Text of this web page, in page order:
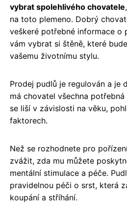
vybrat spolehlivého chovatele
na toto plemeno. Dobrý
veškeré potřebné informace o
vám vybrat si štěně, které
vašemu životnímu stylu.
Prodej pudlů je regulován a je
má chovatel všechna
se liší v závislosti na věku,
faktorech.
Než se rozhodnete pro
zvážit, zda mu můžete
mentální stimulace a péče.
pravidelnou péči o srst, která
koupání a stříhání.